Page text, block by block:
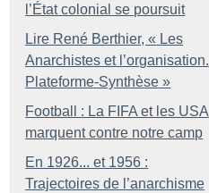
l’État colonial se poursuit
Lire René Berthier, « Les
Anarchistes et l’organisation.
Plateforme-Synthèse »
Football : La FIFA et les USA
marquent contre notre camp
En 1926... et 1956 :
Trajectoires de l’anarchisme